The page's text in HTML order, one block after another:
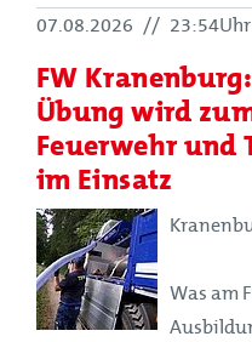
07.08.2026 // 23:54Uhr
FW
Übung wird
Feuerwehr und
im Einsatz
Was am